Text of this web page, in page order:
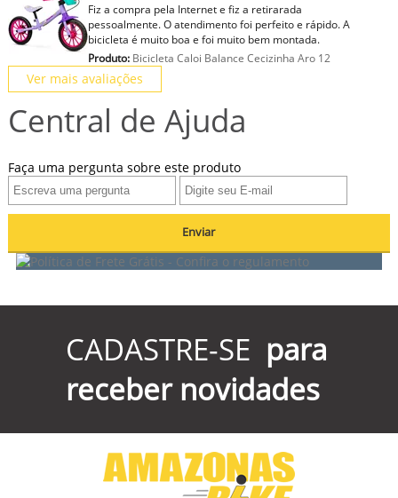
Fiz a compra pela Internet e fiz a retirarada
pessoalmente. O atendimento foi perfeito e rápido. A
bicicleta é muito boa e foi muito bem montada.
Produto:Bicicleta Caloi Balance Cecizinha Aro 12
Ver mais avaliações
Central de Ajuda
Faça uma pergunta sobre este produto
Enviar
CADASTRE-SE para
receber novidades